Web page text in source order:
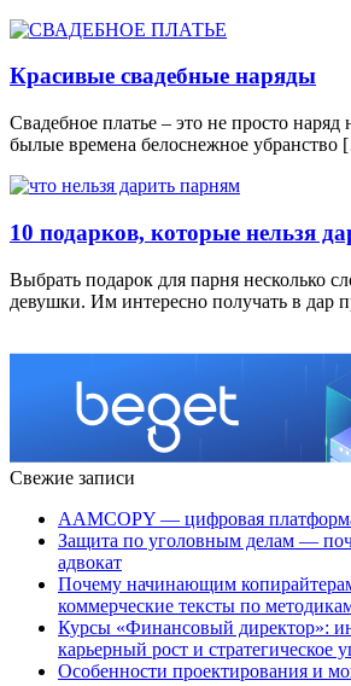
Красивые свадебные наряды
Свадебное платье – это не просто
былые времена белоснежное
10 подарков, которые нельзя
Выбрать подарок для парня несколько
девушки. Им интересно получать в дар
Свежие записи
AAMCOPY — цифровая
Защита по уголовным делам —
адвокат
Почему начинающим
коммерческие тексты по
Курсы «Финансовый директор»:
карьерный рост и стратегическое
Особенности проектирования и